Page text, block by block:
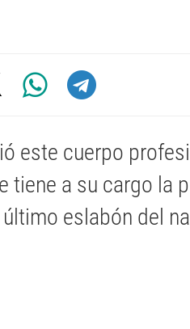
este cuerpo
tiene a su cargo la
eslabón del